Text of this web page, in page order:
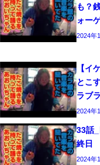
も？
ォー
2024年
【イ
とこ
ラブ
2024年
33話
終日
2024年